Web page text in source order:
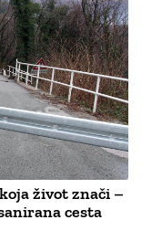
život znači –
cesta